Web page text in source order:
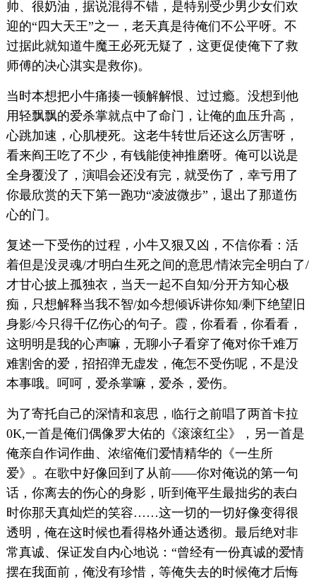
帅、很奶油，据说混得不错，是特别受少男少女们欢
迎的“四大天王”之一，老天真是待俺们不公平呀。不
过据此就知道牛魔王必死无疑了，这更促使俺下了救
师傅的决心淇实是救你)。
当时本想把小牛痛揍一顿解解恨、过过瘾。没想到他
用轻飘飘的爱杀掌就点中了命门，让俺的血压升高，
心跳加速，心肌梗死。这老牛转世后还这么厉害呀，
看来阎王吃了不少，有钱能使神推磨呀。俺可以说是
全身覆没了，演唱会还没有完，就受伤了，幸亏用了
你最欣赏的天下第一跑功“凌波微步”，退出了那道伤
心的门。
复述一下受伤的过程，小牛又狠又凶，不信你看：活
着但是没灵魂/才明白生死之间的意思/情浓完全明白了/
才甘心披上孤独衣，当天一起不自知/分开方知心极
痴，只想解释当我不智/如今想倾诉讲你知/剩下绝望旧
身影/今只得千亿伤心的句子。霞，你看看，你看看，
这明明是我的心声嘛，无聊小子看穿了俺对你千难万
难割舍的爱，招招弹无虚发，俺怎不受伤呢，不是没
本事哦。呵呵，爱杀掌嘛，爱杀，爱伤。
为了寄托自己的深情和哀思，临行之前唱了两首卡拉
0K,一首是俺们偶像罗大佑的《滚滚红尘》，另一首是
俺亲自作词作曲、浓缩俺们爱情精华的《一生所
爱》。在歌中好像回到了从前——你对俺说的第一句
话，你离去的伤心的身影，听到俺平生最拙劣的表白
时你那天真灿烂的笑容……这一切的一切好像变得很
透明，俺在这时候也看得格外通达透彻。最后绝对非
常真诚、保证发自内心地说：“曾经有一份真诚的爱情
摆在我面前，俺没有珍惜，等俺失去的时候俺才后悔